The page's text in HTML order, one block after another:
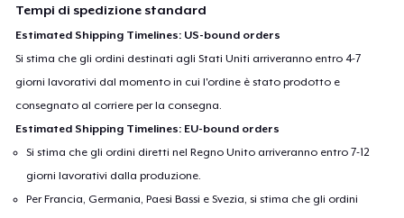
Tempi di spedizione standard
Estimated Shipping Timelines: US-bound orders
Si stima che gli ordini destinati agli Stati Uniti arriveranno entro 4-7
giorni lavorativi dal momento in cui l'ordine è stato prodotto e
consegnato al corriere per la consegna.
Estimated Shipping Timelines: EU-bound orders
Si stima che gli ordini diretti nel Regno Unito arriveranno entro 7-12
giorni lavorativi dalla produzione.
Per Francia, Germania, Paesi Bassi e Svezia, si stima che gli ordini